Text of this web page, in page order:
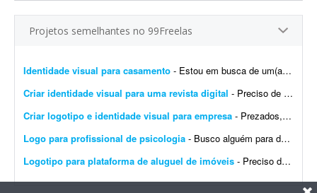
Projetos semelhantes no 99Freelas
Identidade visual para casamento - Estou em busca de um(a) designer para desenvolver a identidade visual para o meu casamento. O estilo será inspirado no universo medieval/encantado; temos como referência O Senhor dos A...
Criar identidade visual para uma revista digital - Preciso de uma identidade visual para uma revista digital. Logo, destaques, materiais de apoio, como caneca, camisa, todo branding.
Criar logotipo e identidade visual para empresa - Prezados, tenho uma pessoa em mente para o trabalho e a direcionarei a este projeto. Trata-se da criação de logotipo e identidade visual para a empresa do agronegócio Agromation.
Logo para profissional de psicologia - Busco alguém para desenvolver uma identidade visual para meu instagram como profissional de psicologia.
Logotipo para plataforma de aluguel de imóveis - Preciso de um designer para produzir os arquivos finais de um logotipo já 100% definido. Não é um trabalho de criação ou conceito - o logotipo, as cores, a tipogr...